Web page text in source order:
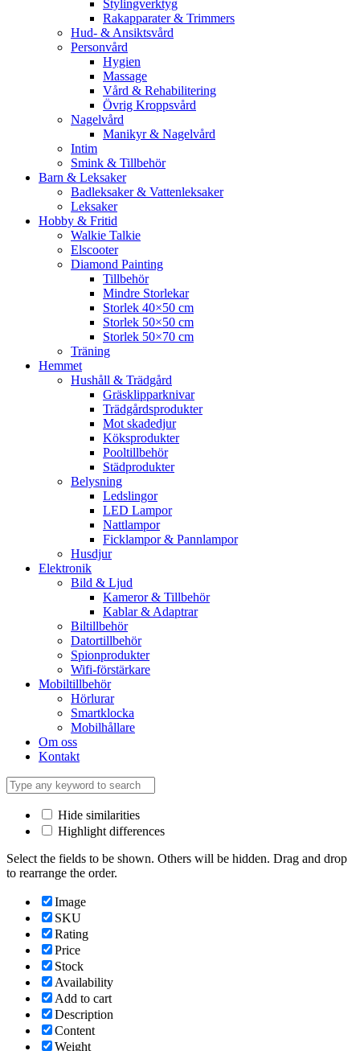
Stylingverktyg
Rakapparater & Trimmers
Hud- & Ansiktsvård
Personvård
Hygien
Massage
Vård & Rehabilitering
Övrig Kroppsvård
Nagelvård
Manikyr & Nagelvård
Intim
Smink & Tillbehör
Barn & Leksaker
Badleksaker & Vattenleksaker
Leksaker
Hobby & Fritid
Walkie Talkie
Elscooter
Diamond Painting
Tillbehör
Mindre Storlekar
Storlek 40×50 cm
Storlek 50×50 cm
Storlek 50×70 cm
Träning
Hemmet
Hushåll & Trädgård
Gräsklipparknivar
Trädgårdsprodukter
Mot skadedjur
Köksprodukter
Pooltillbehör
Städprodukter
Belysning
Ledslingor
LED Lampor
Nattlampor
Ficklampor & Pannlampor
Husdjur
Elektronik
Bild & Ljud
Kameror & Tillbehör
Kablar & Adaptrar
Biltillbehör
Datortillbehör
Spionprodukter
Wifi-förstärkare
Mobiltillbehör
Hörlurar
Smartklocka
Mobilhållare
Om oss
Kontakt
Hide similarities
Highlight differences
Select the fields to be shown. Others will be hidden. Drag and drop
to rearrange the order.
Image
SKU
Rating
Price
Stock
Availability
Add to cart
Description
Content
Weight